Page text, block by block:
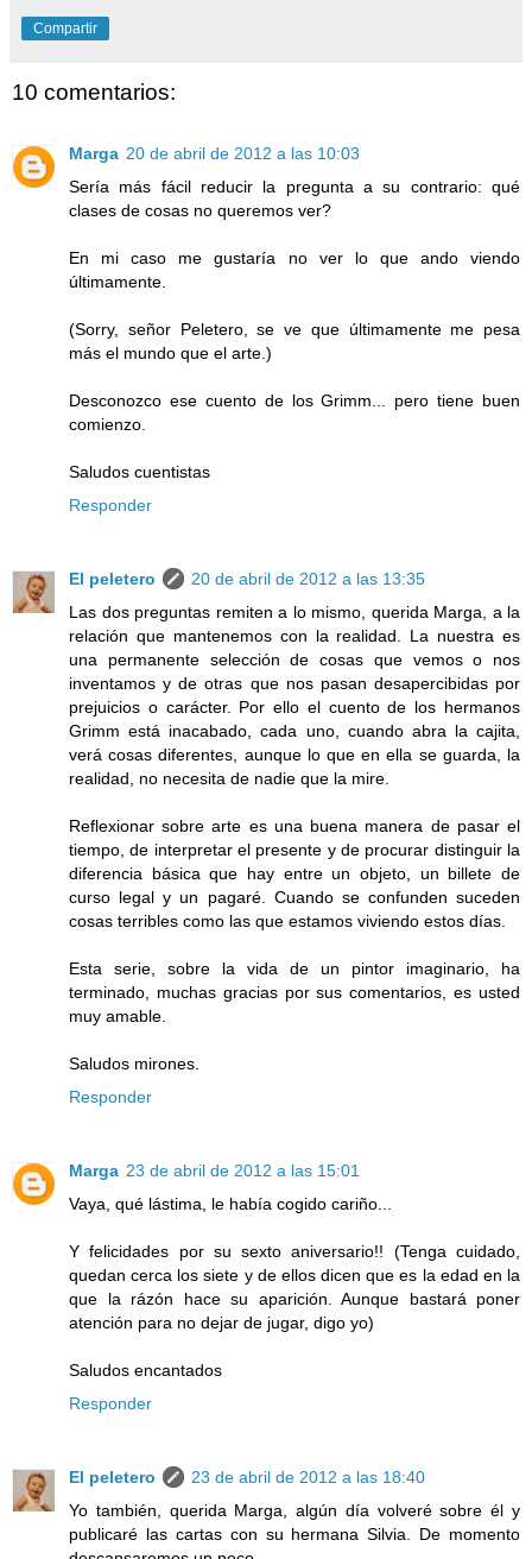
Compartir
10 comentarios:
Marga 20 de abril de 2012 a las 10:03
Sería más fácil reducir la pregunta a su contrario: qué
clases de cosas no queremos ver?
En mi caso me gustaría no ver lo que ando viendo
últimamente.
(Sorry, señor Peletero, se ve que últimamente me pesa
más el mundo que el arte.)
Desconozco ese cuento de los Grimm... pero tiene buen
comienzo.
Saludos cuentistas
Responder
El peletero
20 de abril de 2012 a las 13:35
Las dos preguntas remiten a lo mismo, querida Marga, a la
relación que mantenemos con la realidad. La nuestra es
una permanente selección de cosas que vemos o nos
inventamos y de otras que nos pasan desapercibidas por
prejuicios o carácter. Por ello el cuento de los hermanos
Grimm está inacabado, cada uno, cuando abra la cajita,
verá cosas diferentes, aunque lo que en ella se guarda, la
realidad, no necesita de nadie que la mire.
Reflexionar sobre arte es una buena manera de pasar el
tiempo, de interpretar el presente y de procurar distinguir la
diferencia básica que hay entre un objeto, un billete de
curso legal y un pagaré. Cuando se confunden suceden
cosas terribles como las que estamos viviendo estos días.
Esta serie, sobre la vida de un pintor imaginario, ha
terminado, muchas gracias por sus comentarios, es usted
muy amable.
Saludos mirones.
Responder
Marga 23 de abril de 2012 a las 15:01
Vaya, qué lástima, le había cogido cariño...
Y felicidades por su sexto aniversario!! (Tenga cuidado,
quedan cerca los siete y de ellos dicen que es la edad en la
que la rázón hace su aparición. Aunque bastará poner
atención para no dejar de jugar, digo yo)
Saludos encantados
Responder
El peletero
23 de abril de 2012 a las 18:40
Yo también, querida Marga, algún día volveré sobre él y
publicaré las cartas con su hermana Silvia. De momento